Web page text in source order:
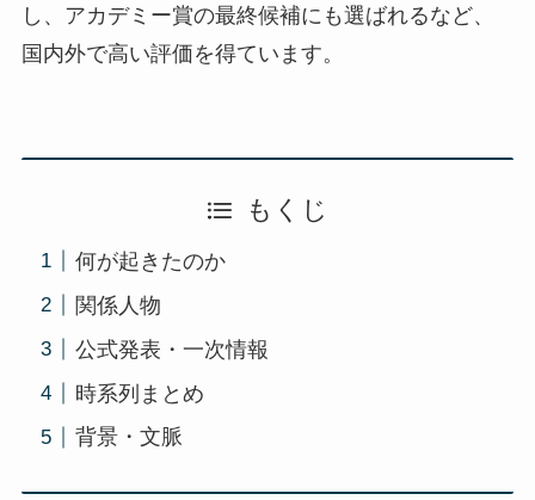
し、アカデミー賞の最終候補にも選ばれるなど、
国内外で高い評価を得ています。
もくじ
何が起きたのか
関係人物
公式発表・一次情報
時系列まとめ
背景・文脈